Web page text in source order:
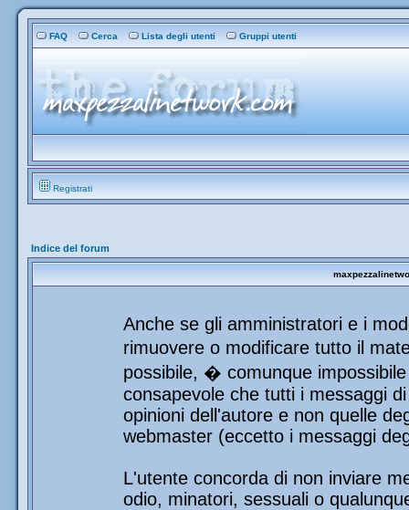
FAQ Cerca Lista degli utenti Gruppi utenti
Registrati
Indice del forum
Anche se gli amministratori e i
rimuovere o modificare tutto il
possibile, � comunque
consapevole che tutti i messaggi
opinioni dell'autore e non quelle
webmaster (eccetto i messaggi
L'utente concorda di non inviare
odio, minatori, sessuali o